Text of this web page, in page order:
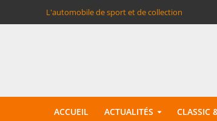
L'automobile de sport et de collection
ACCUEIL ACTUALITÉS CLASSIC